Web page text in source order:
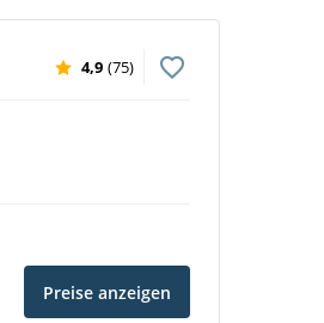
4,9 (75)
Preise anzeigen